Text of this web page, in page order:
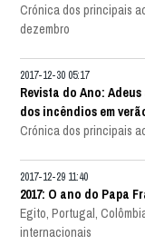
Crónica dos principais
dezembro
2017-12-30 05:17
Revista do Ano:
dos incêndios em
Crónica dos principais
2017-12-29 11:40
2017: O ano do Papa
Egito, Portugal,
internacionais